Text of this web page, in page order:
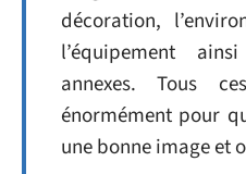
décoration,
l’équipement
annexes. Tous
énormément pour
une bonne image et